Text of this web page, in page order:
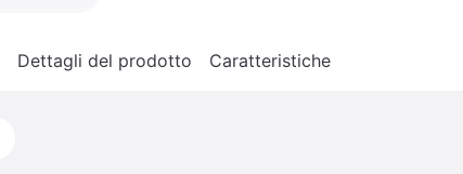
Dettagli del prodotto Caratteristiche